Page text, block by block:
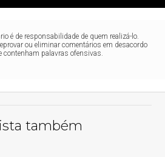
é de responsabilidade de quem realizá-lo.
ou eliminar comentários em desacordo
contenham palavras ofensivas.
também